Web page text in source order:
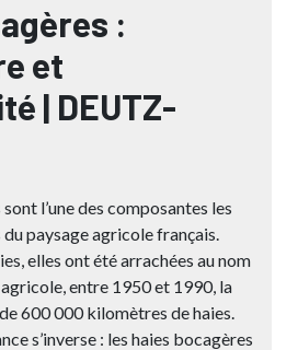
:
et
| DEUTZ-
l’une des composantes les
paysage agricole français.
elles ont été arrachées au nom
entre 1950 et 1990, la
600 000 kilomètres de haies.
s’inverse : les haies bocagères